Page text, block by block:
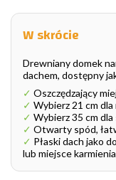
W skrócie
Drewniany domek
dachem, dostępny
✓ Oszczędzający
✓ Wybierz 21 cm
✓ Wybierz 35 cm
✓ Otwarty spód,
✓ Płaski dach jako
lub miejsce karmienia